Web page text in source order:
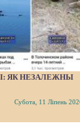
ЯК НЕЗАЛЕЖНЫ
Субота, 11 Ліпень